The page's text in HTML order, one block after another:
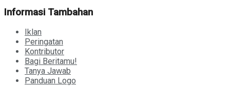
Informasi Tambahan
Iklan
Peringatan
Kontributor
Bagi Beritamu!
Tanya Jawab
Panduan Logo